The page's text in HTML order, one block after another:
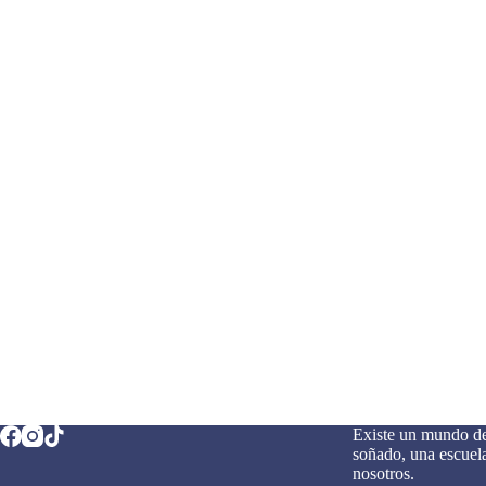
Existe un mundo
soñado, una
nosotros.